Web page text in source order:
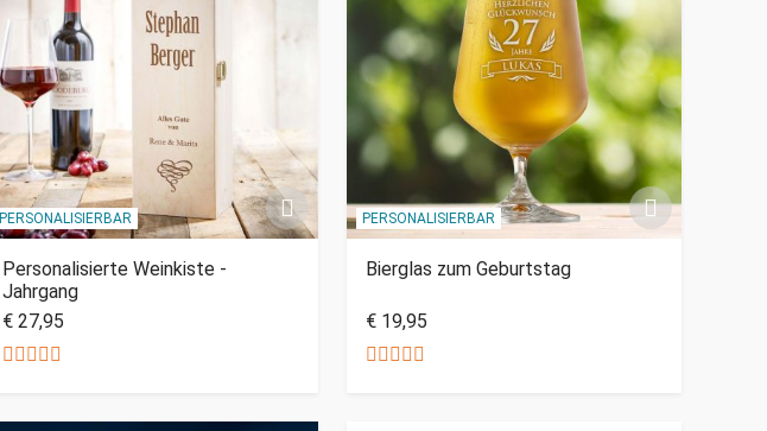
PERSONALISIERBAR
Personalisierte Weinkiste -
Jahrgang
€ 27,95
PERSONALISIERBAR
Bierglas zum Geburtstag
€ 19,95